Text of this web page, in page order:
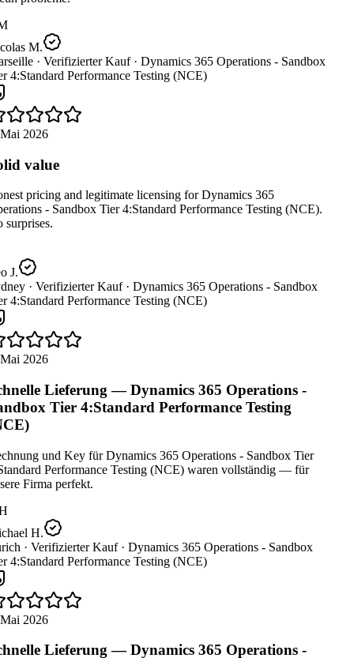
M.
· Verifizierter Kauf · Dynamics 365 Operations - Sandbox
4:Standard Performance Testing (NCE)
2026
value
pricing and legitimate licensing for Dynamics 365
- Sandbox Tier 4:Standard Performance Testing (NCE).
J.
· Verifizierter Kauf · Dynamics 365 Operations - Sandbox
4:Standard Performance Testing (NCE)
2026
Lieferung — Dynamics 365 Operations -
Tier 4:Standard Performance Testing
und Key für Dynamics 365 Operations - Sandbox Tier
Performance Testing (NCE) waren vollständig — für
Firma perfekt.
H.
· Verifizierter Kauf · Dynamics 365 Operations - Sandbox
4:Standard Performance Testing (NCE)
2026
Lieferung — Dynamics 365 Operations -